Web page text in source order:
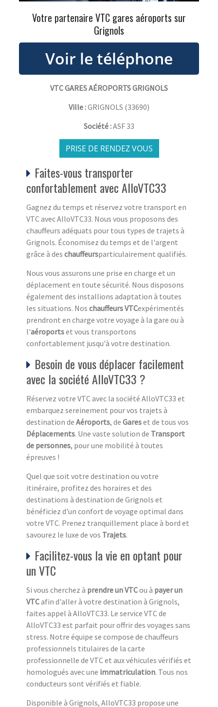
Votre partenaire VTC gares aéroports sur
Grignols
VTC GARES AÉROPORTS GRIGNOLS
Ville :GRIGNOLS (33690)
Société :ASF 33
PRISE DE RENDEZ VOUS
Faites-vous transporter
confortablement avec AlloVTC33
Gagnez du temps et réservez votre transport en
VTC avec AlloVTC33. Nous vous proposons des
chauffeurs adéquats pour tous types de trajets à
Grignols. Économisez du temps et de l'argent
grâce à des chauffeursparticulairement qualifiés.
Nous vous assurons une prise en charge et un
déplacement en toute sécurité. Nous disposons
également des installions adaptation à toutes
les situations. Nos chauffeurs VTCexpérimentés
prendront en charge votre voyage à la gare ou à
l'aéroportset vous transportons
confortablement jusqu'à votre destination.
Besoin de vous déplacer facilement
avec la société AlloVTC33 ?
Réservez votre VTC avec la société AlloVTC33 et
embarquez sereinement pour vos trajets à
destination de Aéroports, de Gareset de tous vos
Déplacements. Une vaste solution de Transport
de personnes, pour une mobilité à toutes
épreuves !
Quel que soit votre destination ou votre
itinéraire, profitez des horaires et des
destinations à destination de Grignols et
bénéficiez d'un confort de voyage optimal dans
votre VTC. Prenez tranquillement place à bord et
savourez le luxe de vos Trajets.
Facilitez-vous la vie en optant pour
un VTC
Si vous cherchez à prendre un VTCou à payer un
VTCafin d'aller à votre destination à Grignols,
faites appel à AlloVTC33. Le service VTC de
AlloVTC33 est parfait pour offrir des voyages sans
stress. Notre équipe se compose de chauffeurs
professionnels titulaires de la carte
professionnelle de VTC et aux véhicules vérifiés et
homologués avec une immatriculation. Tous nos
conducteurs sont vérifiés et fiable.
Disponible à Grignols, AlloVTC33 propose une